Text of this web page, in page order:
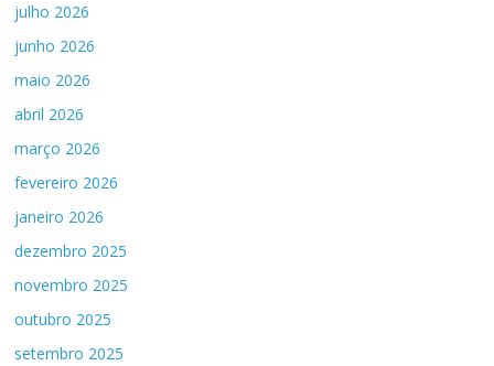
julho 2026
junho 2026
maio 2026
abril 2026
março 2026
fevereiro 2026
janeiro 2026
dezembro 2025
novembro 2025
outubro 2025
setembro 2025